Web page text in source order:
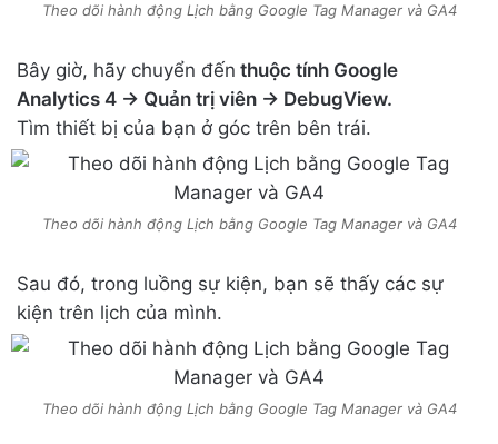
Theo dõi hành động Lịch bằng Google Tag Manager và GA4
Bây giờ, hãy chuyển đến thuộc tính Google
Analytics 4 -> Quản trị viên -> DebugView.
Tìm thiết bị của bạn ở góc trên bên trái.
Theo dõi hành động Lịch bằng Google Tag Manager và GA4
Sau đó, trong luồng sự kiện, bạn sẽ thấy các sự
kiện trên lịch của mình.
Theo dõi hành động Lịch bằng Google Tag Manager và GA4